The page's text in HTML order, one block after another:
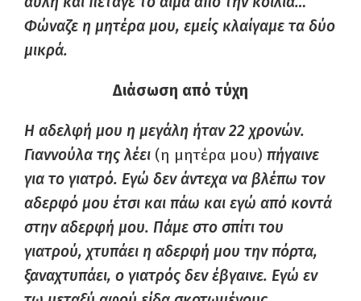
Φώναζε η μητέρα μου, εμείς κλαίγαμε τα δύο
μικρά.
Διάσωση από τύχη
Η αδελφή μου η μεγάλη ήταν 22 χρονών.
Γιαννούλα της λέει (η μητέρα μου) πήγαινε
για το γιατρό. Εγώ δεν άντεχα να βλέπω τον
αδερφό μου έτσι και πάω και εγώ από κοντά
στην αδερφή μου. Πάμε στο σπίτι του
γιατρού, χτυπάει η αδερφή μου την πόρτα,
ξαναχτυπάει, ο γιατρός δεν έβγαινε. Εγώ εν